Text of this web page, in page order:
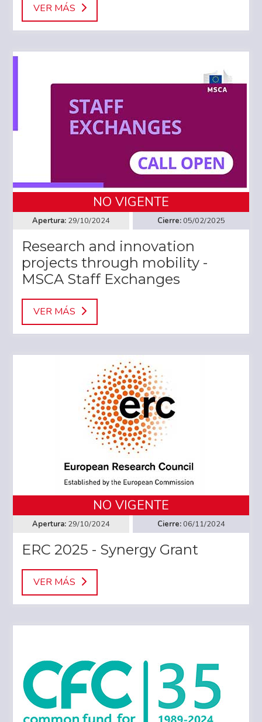
VER MÁS
NO VIGENTE
29/10/2024 05/02/2025
Research and innovation
projects through mobility -
MSCA Staff Exchanges
VER MÁS
NO VIGENTE
29/10/2024 06/11/2024
ERC 2025 - Synergy Grant
VER MÁS